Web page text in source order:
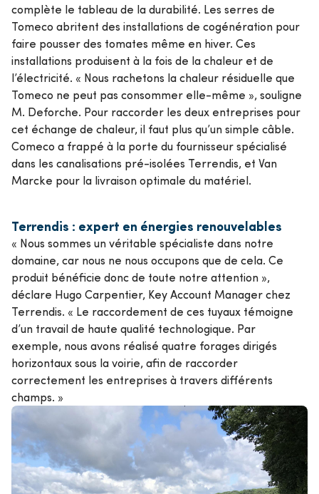
complète le tableau de la durabilité. Les serres de
Tomeco abritent des installations de cogénération pour
faire pousser des tomates même en hiver. Ces
installations produisent à la fois de la chaleur et de
l’électricité. « Nous rachetons la chaleur résiduelle que
Tomeco ne peut pas consommer elle-même », souligne
M. Deforche. Pour raccorder les deux entreprises pour
cet échange de chaleur, il faut plus qu’un simple câble.
Comeco a frappé à la porte du fournisseur spécialisé
dans les canalisations pré-isolées Terrendis, et Van
Marcke pour la livraison optimale du matériel.
Terrendis : expert en énergies renouvelables
« Nous sommes un véritable spécialiste dans notre
domaine, car nous ne nous occupons que de cela. Ce
produit bénéficie donc de toute notre attention »,
déclare Hugo Carpentier, Key Account Manager chez
Terrendis. « Le raccordement de ces tuyaux témoigne
d’un travail de haute qualité technologique. Par
exemple, nous avons réalisé quatre forages dirigés
horizontaux sous la voirie, afin de raccorder
correctement les entreprises à travers différents
champs. »